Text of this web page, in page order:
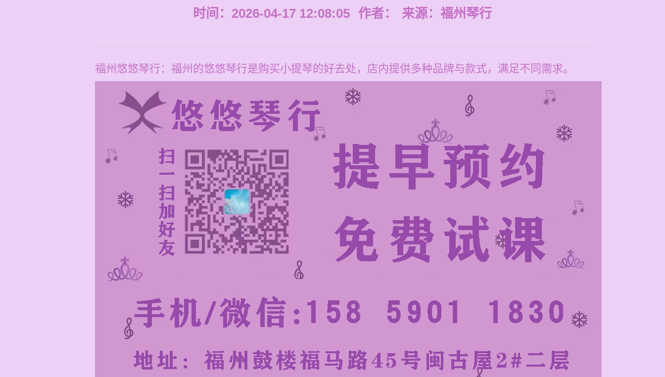
时间：2026-04-17 12:08:05 作者： 来源： 福州琴行
福州悠悠琴行：福州的悠悠琴行是购买小提琴的好去处，店内提供多种品牌与款式，满足不同需求。